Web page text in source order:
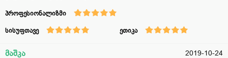
პროფესიონალიზმი
სისუფთავე ეთიკა
მაშკა
2019-10-24